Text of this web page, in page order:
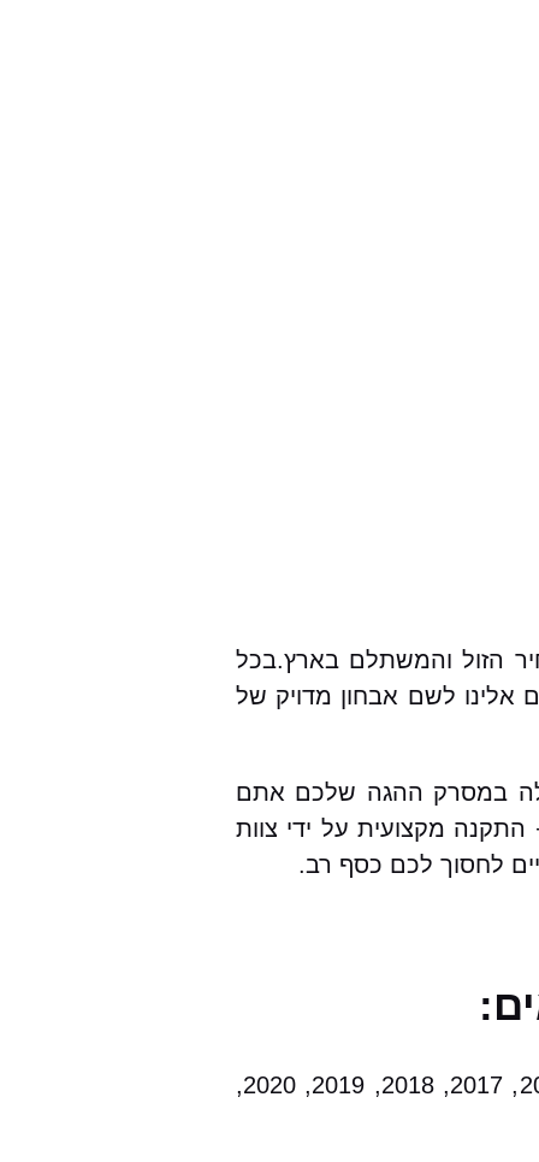
מקיפה, במחיר הזול והמשתלם בארץ.בכל
לשם אבחון מדויק של
ועבור פיג’ו 107 בפרט.במקרה של תקלה במסרק ההגה שלכם אתם
מקצועית על ידי צוות
לחסוך לכם כסף רב.
2000, 2001, 2002, 2003, 2004, 2005, 2006, 2007, 2008, 2009, 2010, 2011, 2012, 2013, 2014, 2015, 2017, 2018, 2019, 2020,